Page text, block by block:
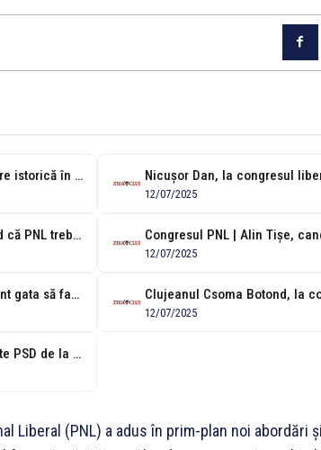
Mircea Abrudean anunță o mutare istorică în PNL. Profesioniștii fără carnet de...
12/07/2025
Alin Tișe, la Congresul PNL: Cred că PNL trebuie să devină partidul...
12/07/2025
Congresul PNL | Ilie Bolojan: „Sunt gata să fac ce ține de...
12/07/2025
Ruptură în coaliție? De ce lipsește PSD de la congresul PNL
Liberal (PNL) a adus în prim-plan noi abordări